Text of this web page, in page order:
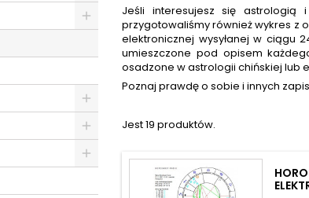
Jeśli interesujesz się astrologią
przygotowaliśmy również wykres z
elektronicznej wysyłanej w ciągu
umieszczone pod opisem
osadzone w astrologii chińskiej lub
Poznaj prawdę o sobie i innych
Jest 19 produktów.